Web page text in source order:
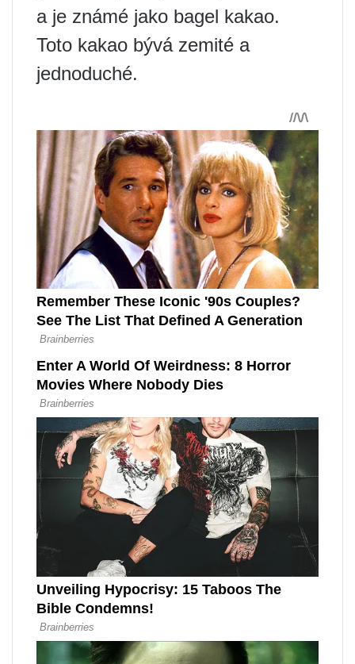
a je známé jako bagel kakao.
Toto kakao bývá zemité a
jednoduché.